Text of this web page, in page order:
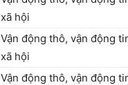
xã hội
Vận động thô, vận động
xã hội
Vận động thô, vận động